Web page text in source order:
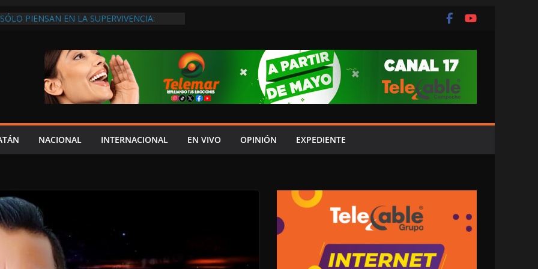
PIENSAN EN LA SUPERVIVENCIA:
REHABILITAR EL CAMINO #LA
DEL NORTE
A CAMPAMENTOS TORTUGUEROS,
LAYDA SE “LEVANTA LA CORBATA” PARA
APOYA A LA ECOLOGÍA: COSGAYA
VERGÜENZA!
EN CAMPECHE Y NADIE
NACIONAL INTERNACIONAL EN VIVO OPINIÓN EXPEDIENTE